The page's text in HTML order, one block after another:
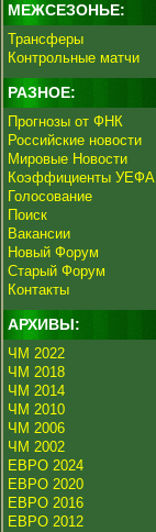
МЕЖСЕЗОНЬЕ:
Трансферы
Контрольные матчи
РАЗНОЕ:
Прогнозы от ФНК
Российские новости
Мировые Новости
Коэффициенты УЕФА
Голосование
Поиск
Вакансии
Новый Форум
Старый Форум
Контакты
АРХИВЫ:
ЧМ 2022
ЧМ 2018
ЧМ 2014
ЧМ 2010
ЧМ 2006
ЧМ 2002
ЕВРО 2024
ЕВРО 2020
ЕВРО 2016
ЕВРО 2012